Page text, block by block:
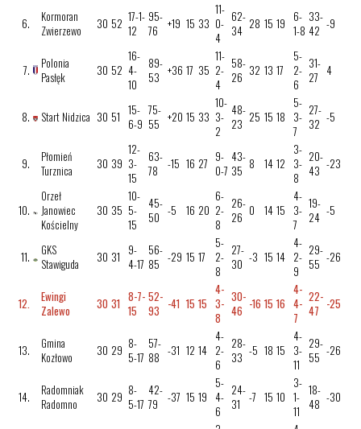
6.
Kormoran
Zwierzewo
30 52 17-1-
12
95-
76
+19 15 33
11-
0-
4
62-
34 28 15 19 6-
1-8
33-
42 -9
7.
Polonia
Pasłęk
30 52
16-
4-
10
89-
53 +36 17 35
11-
2-
4
58-
26 32 13 17
5-
2-
6
31-
27 4
8. Start Nidzica 30 51 15-
6-9
75-
55 +20 15 33
10-
3-
2
48-
23 25 15 18
5-
3-
7
27-
32 -5
9.
Płomień
Turznica
30 39
12-
3-
15
63-
78
-15 16 27 9-
0-7
43-
35 8 14 12
3-
3-
8
20-
43 -23
10.
Orzeł
Janowiec
Kościelny
30 35
10-
5-
15
45-
50 -5 16 20
6-
2-
8
26-
26 0 14 15
4-
3-
7
19-
24 -5
11.
GKS
Stawiguda
30 31 9-
4-17
56-
85 -29 15 17
5-
2-
8
27-
30 -3 15 14
4-
2-
9
29-
55 -26
12.
Ewingi
Zalewo
30 31 8-7-
15
52-
93 -41 15 15
4-
3-
8
30-
46 -16 15 16
4-
4-
7
22-
47 -25
13.
Gmina
Kozłowo
30 29 8-
5-17
57-
88 -31 12 14
4-
2-
6
28-
33 -5 18 15
4-
3-
11
29-
55 -26
14.
Radomniak
Radomno
30 29 8-
5-17
42-
79
-37 15 19
5-
4-
6
24-
31 -7 15 10
3-
1-
11
18-
48 -30